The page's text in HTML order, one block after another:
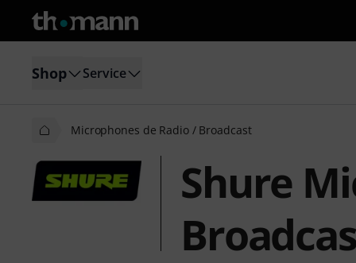
Shop Service
Microphones de Radio / Broadcast
Shure